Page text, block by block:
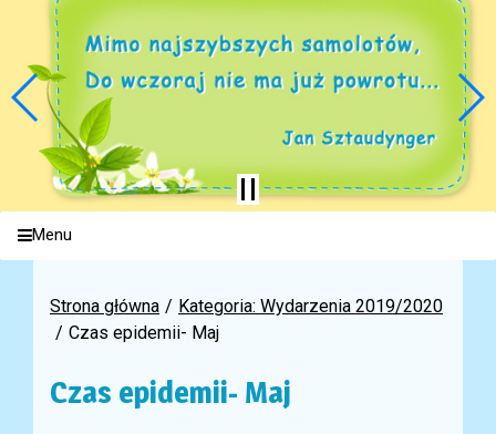
Menu
Strona główna
Kategoria: Wydarzenia 2019/2020
Czas epidemii- Maj
Czas epidemii- Maj